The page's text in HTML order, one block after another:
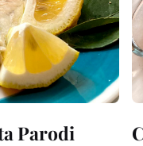
Parodi